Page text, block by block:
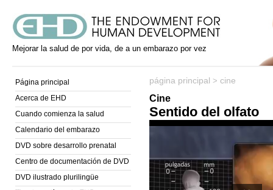
Mejorar la salud de por vida, de a un embarazo por vez
Página principal
Acerca de EHD
Cuando comienza la salud
Calendario del embarazo
DVD sobre desarrollo prenatal
Centro de documentación de DVD
DVD ilustrado plurilingüe
página principal > cine
Cine
Sentido del olfato